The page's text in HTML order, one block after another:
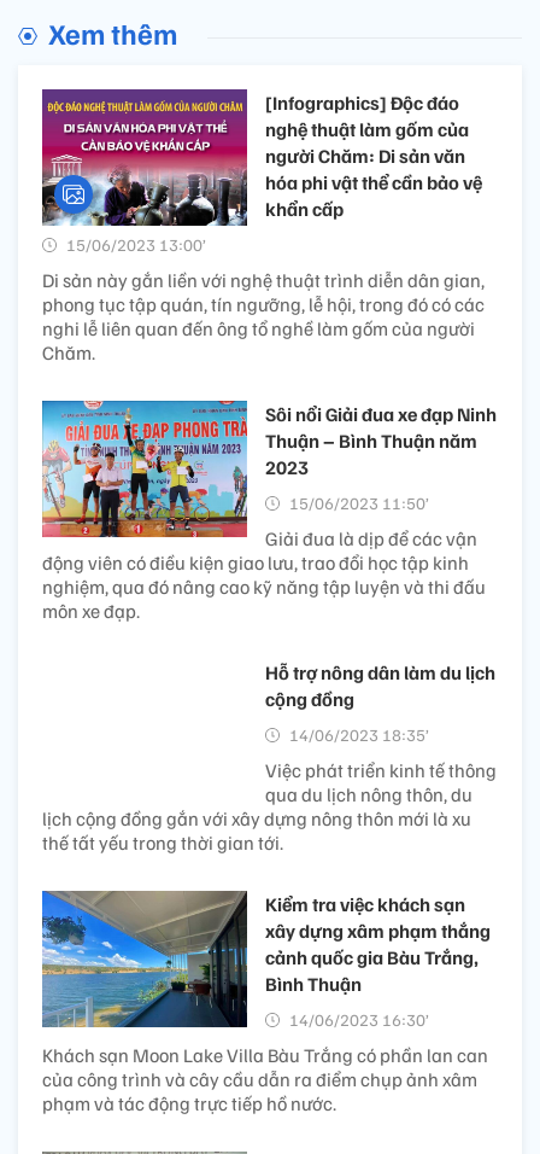
Xem thêm
[Infographics] Độc đáo
nghệ thuật làm gốm của
người Chăm: Di sản văn
hóa phi vật thể cần bảo vệ
khẩn cấp
15/06/2023 13:00’
Di sản này gắn liền với nghệ thuật trình diễn dân gian,
phong tục tập quán, tín ngưỡng, lễ hội, trong đó có các
nghi lễ liên quan đến ông tổ nghề làm gốm của người
Chăm.
Sôi nổi Giải đua xe đạp Ninh
Thuận – Bình Thuận năm
2023
15/06/2023 11:50’
Giải đua là dịp để các vận
động viên có điều kiện giao lưu, trao đổi học tập kinh
nghiệm, qua đó nâng cao kỹ năng tập luyện và thi đấu
môn xe đạp.
Hỗ trợ nông dân làm du lịch
cộng đồng
14/06/2023 18:35’
Việc phát triển kinh tế thông
qua du lịch nông thôn, du
lịch cộng đồng gắn với xây dựng nông thôn mới là xu
thế tất yếu trong thời gian tới.
Kiểm tra việc khách sạn
xây dựng xâm phạm thắng
cảnh quốc gia Bàu Trắng,
Bình Thuận
14/06/2023 16:30’
Khách sạn Moon Lake Villa Bàu Trắng có phần lan can
của công trình và cây cầu dẫn ra điểm chụp ảnh xâm
phạm và tác động trực tiếp hồ nước.